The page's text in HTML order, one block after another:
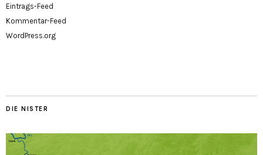
Eintrags-Feed
Kommentar-Feed
WordPress.org
DIE NISTER